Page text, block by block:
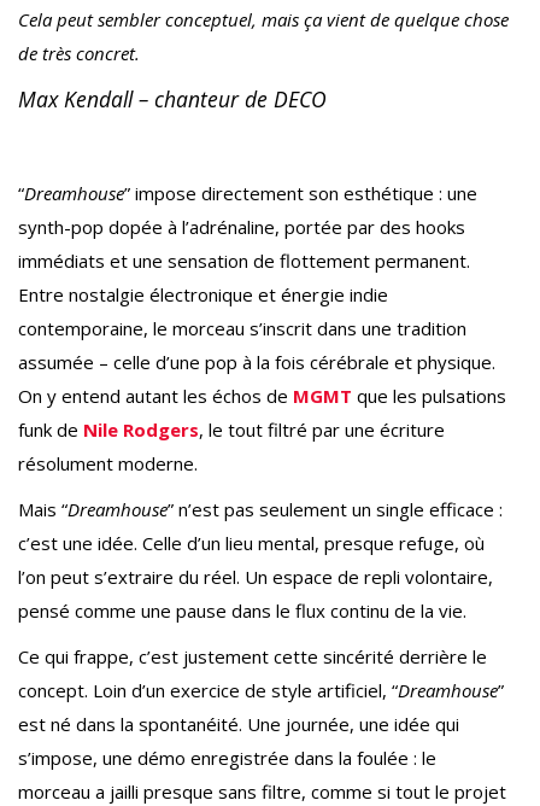
Cela peut sembler conceptuel, mais ça vient de quelque chose
de très concret.
Max Kendall – chanteur de DECO
“Dreamhouse” impose directement son esthétique : une
synth-pop dopée à l’adrénaline, portée par des hooks
immédiats et une sensation de flottement permanent.
Entre nostalgie électronique et énergie indie
contemporaine, le morceau s’inscrit dans une tradition
assumée – celle d’une pop à la fois cérébrale et physique.
On y entend autant les échos de MGMT que les pulsations
funk de Nile Rodgers, le tout filtré par une écriture
résolument moderne.
Mais “Dreamhouse” n’est pas seulement un single efficace :
c’est une idée. Celle d’un lieu mental, presque refuge, où
l’on peut s’extraire du réel. Un espace de repli volontaire,
pensé comme une pause dans le flux continu de la vie.
Ce qui frappe, c’est justement cette sincérité derrière le
concept. Loin d’un exercice de style artificiel, “Dreamhouse”
est né dans la spontanéité. Une journée, une idée qui
s’impose, une démo enregistrée dans la foulée : le
morceau a jailli presque sans filtre, comme si tout le projet